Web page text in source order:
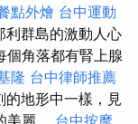
點外燴 台中運動
利群島的激動人心
個角落都有腎上腺
隆 台中律師推薦
的地形中一樣，見
麗。 台中按摩